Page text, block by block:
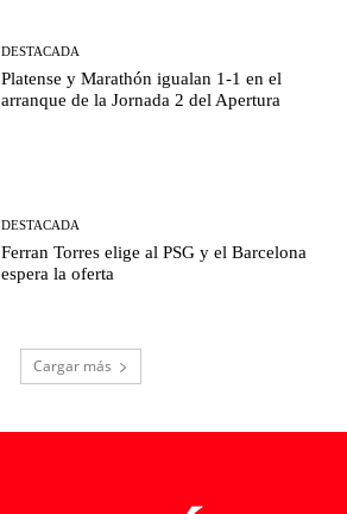
DESTACADA
Platense y Marathón igualan 1-1 en el
arranque de la Jornada 2 del Apertura
DESTACADA
Ferran Torres elige al PSG y el Barcelona
espera la oferta
Cargar más